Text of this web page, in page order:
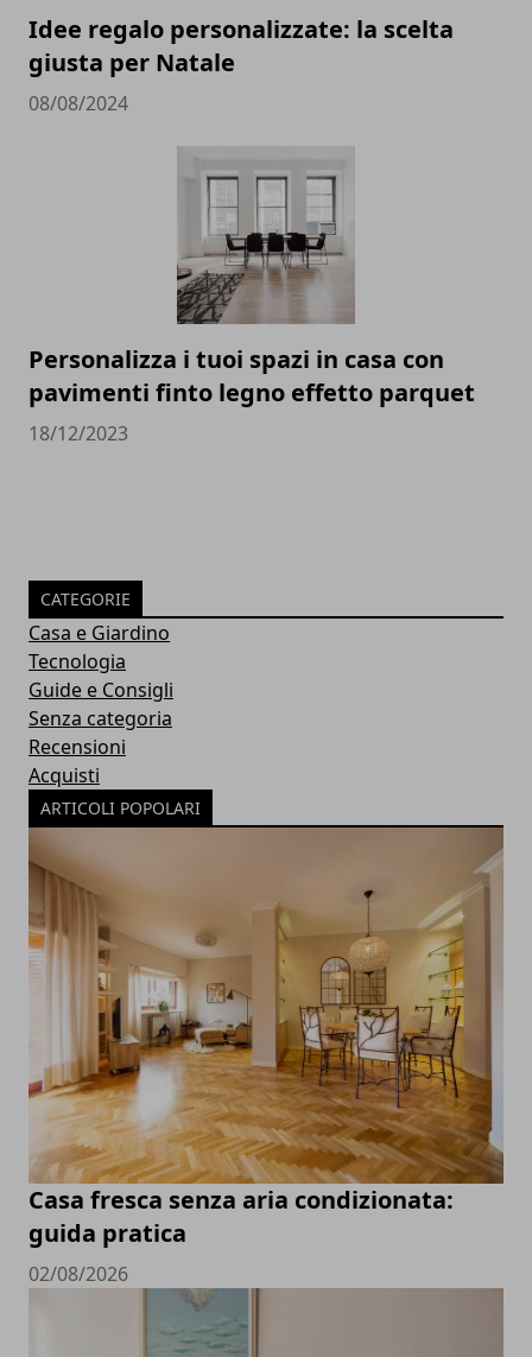
Idee regalo personalizzate: la scelta
giusta per Natale
08/08/2024
Personalizza i tuoi spazi in casa con
pavimenti finto legno effetto parquet
18/12/2023
CATEGORIE
Casa e Giardino
Tecnologia
Guide e Consigli
Senza categoria
Recensioni
Acquisti
ARTICOLI POPOLARI
Casa fresca senza aria condizionata:
guida pratica
02/08/2026